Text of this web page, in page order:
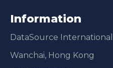
Information
DataSource
Wanchai, Hong Kong